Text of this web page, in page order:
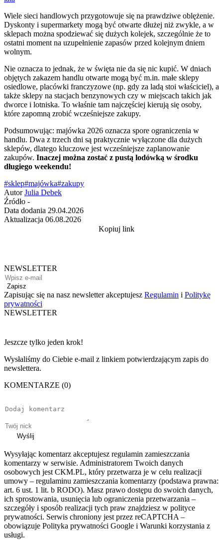
Wiele sieci handlowych przygotowuje się na prawdziwe oblężenie.
Dyskonty i supermarkety mogą być otwarte dłużej niż zwykle, a w
sklepach można spodziewać się dużych kolejek, szczególnie że to
ostatni moment na uzupełnienie zapasów przed kolejnym dniem
wolnym.
Nie oznacza to jednak, że w święta nie da się nic kupić. W dniach
objętych zakazem handlu otwarte mogą być m.in. małe sklepy
osiedlowe, placówki franczyzowe (np. gdy za ladą stoi właściciel), a
także sklepy na stacjach benzynowych czy w miejscach takich jak
dworce i lotniska. To właśnie tam najczęściej kierują się osoby,
które zapomną zrobić wcześniejsze zakupy.
Podsumowując: majówka 2026 oznacza spore ograniczenia w
handlu. Dwa z trzech dni są praktycznie wyłączone dla dużych
sklepów, dlatego kluczowe jest wcześniejsze zaplanowanie
zakupów. Inaczej można zostać z pustą lodówką w środku
długiego weekendu!
#sklep#majówka#zakupy
Autor Julia Debek
Źródło -
Data dodania 29.04.2026
Aktualizacja 06.08.2026
Kopiuj link
NEWSLETTER
Zapisz
Zapisując się na nasz newsletter akceptujesz Regulamin i Politykę
prywatności
NEWSLETTER
Jeszcze tylko jeden krok!
Wysłaliśmy do Ciebie e-mail z linkiem potwierdzającym zapis do
newslettera.
KOMENTARZE (0)
Wyślij
Wysyłając komentarz akceptujesz regulamin zamieszczania
komentarzy w serwisie. Administratorem Twoich danych
osobowych jest CKM.PL, który przetwarza je w celu realizacji
umowy – regulaminu zamieszczania komentarzy (podstawa prawna:
art. 6 ust. 1 lit. b RODO). Masz prawo dostępu do swoich danych,
ich sprostowania, usunięcia lub ograniczenia przetwarzania –
szczegóły i sposób realizacji tych praw znajdziesz w polityce
prywatności. Serwis chroniony jest przez reCAPTCHA –
obowiązuje Polityka prywatności Google i Warunki korzystania z
usługi.